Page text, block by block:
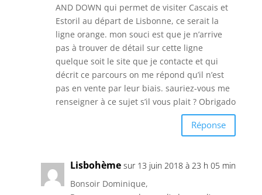
AND DOWN qui permet de visiter Cascais et
Estoril au départ de Lisbonne, ce serait la
ligne orange. mon souci est que je n’arrive
pas à trouver de détail sur cette ligne
quelque soit le site que je contacte et qui
décrit ce parcours on me répond qu’il n’est
pas en vente par leur biais. sauriez-vous me
renseigner à ce sujet s’il vous plait ? Obrigado
Réponse
Lisbohème sur 13 juin 2018 à 23 h 05 min
Bonsoir Dominique,